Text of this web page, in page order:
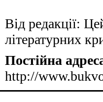
Від редакції:
літературних
Постійна
http://